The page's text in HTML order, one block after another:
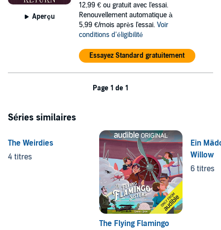
Aperçu
12,99 € ou gratuit avec l'essai.
Renouvellement automatique à
5,99 €/mois après l'essai. Voir
conditions d'éligibilité
Essayez Standard gratuitement
Page 1 de 1
Séries similaires
The Weirdies
4 titres
The Flying Flamingo
Ein
Willow
6 titres